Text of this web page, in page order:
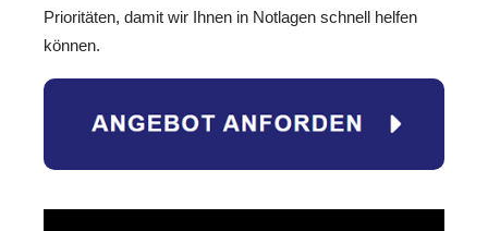
Prioritäten, damit wir Ihnen in Notlagen schnell helfen
können.